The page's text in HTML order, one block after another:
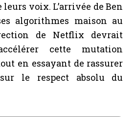
voix. L’arrivée de Ben
algorithmes maison au
de Netflix devrait
cette mutation
en essayant de rassurer
le respect absolu du